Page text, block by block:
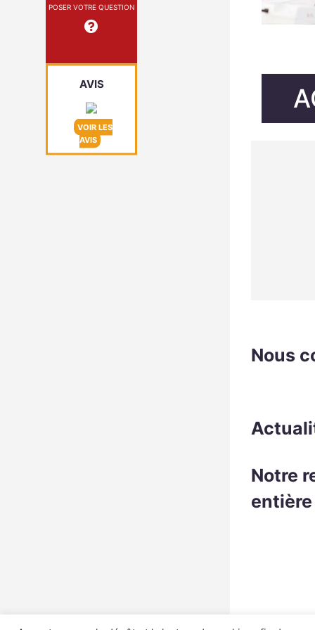
POSER VOTRE QUESTION
AVIS
VOIR LES
AVIS
Nous
Notre
entière